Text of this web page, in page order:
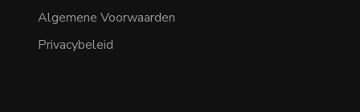
Algemene Voorwaarden
Privacybeleid